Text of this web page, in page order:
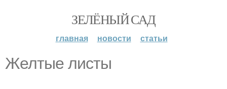
ЗЕЛЁНЫЙ САД
главная новости статьи
Желтые листы